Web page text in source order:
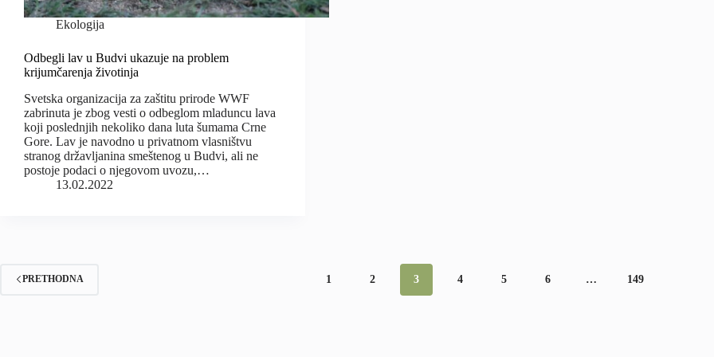
Ekologija
Odbegli lav u Budvi ukazuje na problem
krijumčarenja životinja
Svetska organizacija za zaštitu prirode WWF
zabrinuta je zbog vesti o odbeglom mladuncu lava
koji poslednjih nekoliko dana luta šumama Crne
Gore. Lav je navodno u privatnom vlasništvu
stranog državljanina smeštenog u Budvi, ali ne
postoje podaci o njegovom uvozu,…
13.02.2022
PRETHODNA 1 2 3 4 5 6 … 149